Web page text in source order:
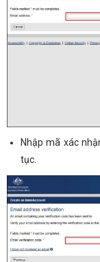
Nhập mã xác
tục.